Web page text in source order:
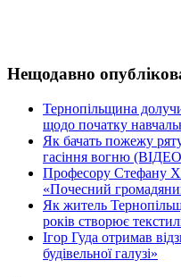
Нещодавно
Тернопільщина
щодо початку
Як бачать пожежу
гасіння вогню
Професору Стефану
«Почесний
Як житель
років створює
Ігор Гуда отримав
будівельної галузі»